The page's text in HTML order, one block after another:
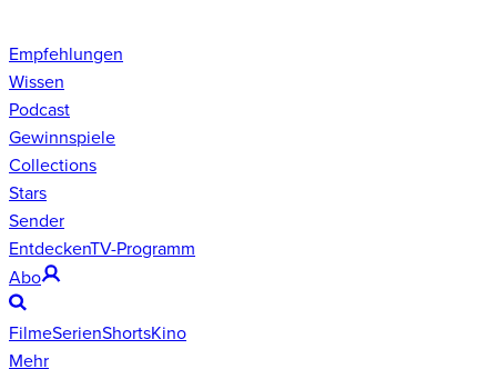
Empfehlungen
Wissen
Podcast
Gewinnspiele
Collections
Stars
Sender
EntdeckenTV-Programm
Abo
FilmeSerienShortsKino
Mehr